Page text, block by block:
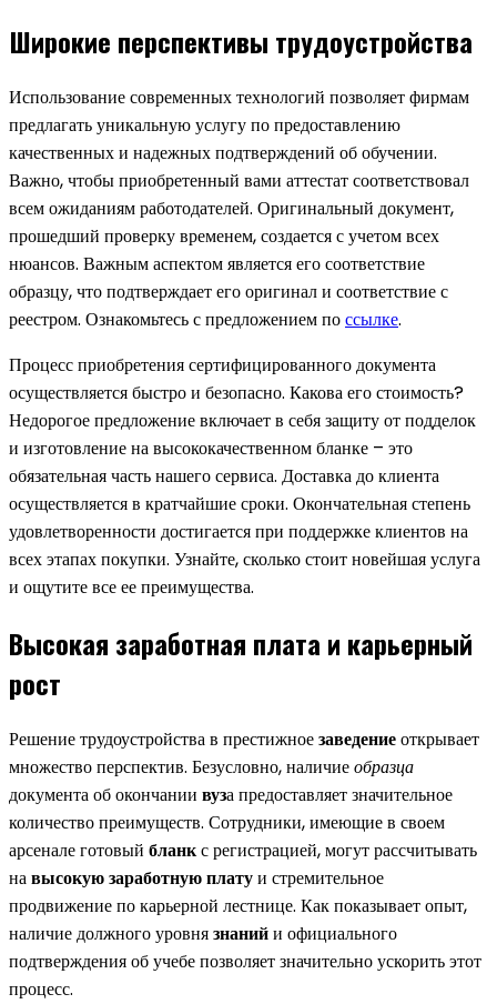
Широкие перспективы трудоустройства
Использование современных технологий позволяет фирмам
предлагать уникальную услугу по предоставлению
качественных и надежных подтверждений об обучении.
Важно, чтобы приобретенный вами аттестат соответствовал
всем ожиданиям работодателей. Оригинальный документ,
прошедший проверку временем, создается с учетом всех
нюансов. Важным аспектом является его соответствие
образцу, что подтверждает его оригинал и соответствие с
реестром. Ознакомьтесь с предложением поссылке.
Процесс приобретения сертифицированного документа
осуществляется быстро и безопасно. Какова его стоимость?
Недорогое предложение включает в себя защиту от подделок
и изготовление на высококачественном бланке – это
обязательная часть нашего сервиса. Доставка до клиента
осуществляется в кратчайшие сроки. Окончательная степень
удовлетворенности достигается при поддержке клиентов на
всех этапах покупки. Узнайте, сколько стоит новейшая услуга
и ощутите все ее преимущества.
Высокая заработная плата и карьерный
рост
Решение трудоустройства в престижноезаведениеоткрывает
множество перспектив. Безусловно, наличиеобразца
документа об окончании вуза предоставляет значительное
количество преимуществ. Сотрудники, имеющие в своем
арсенале готовый бланкс регистрацией, могут рассчитывать
навысокую заработную платуи стремительное
продвижение по карьерной лестнице. Как показывает опыт,
наличие должного уровнязнанийи официального
подтверждения об учебе позволяет значительно ускорить этот
процесс.